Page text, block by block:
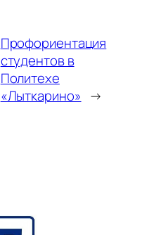
Профориентация
студентов в
Политехе
«Лыткарино» →